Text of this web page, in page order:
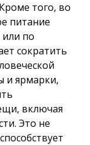
того, во
питание
или по
сократить
и ярмарки,
включая
Это не